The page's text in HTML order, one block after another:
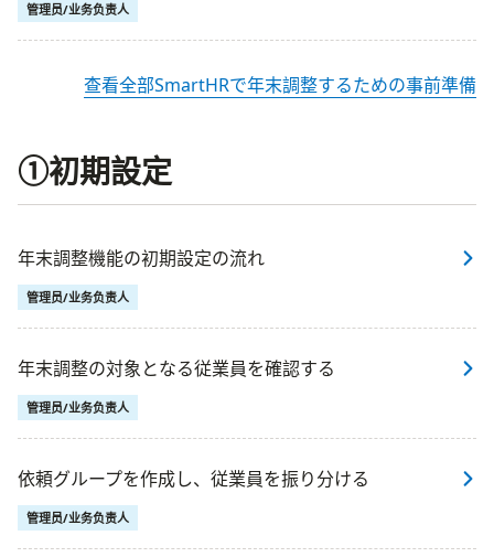
管理员/业务负责人
查看全部SmartHRで年末調整するための事前準備
①初期設定
年末調整機能の初期設定の流れ
管理员/业务负责人
年末調整の対象となる従業員を確認する
管理员/业务负责人
依頼グループを作成し、従業員を振り分ける
管理员/业务负责人